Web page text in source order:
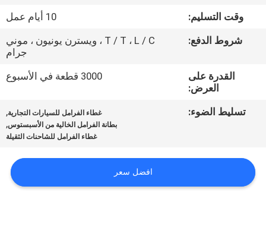
اطلب
اقتباس
خريطة
PRIVACY
POLICY
وقت التسليم:
10 أيام عمل
شروط الدفع:
T / T ، L / C ، ويسترن يونيون ، موني
جرام
القدرة على
العرض:
3000 قطعة في الأسبوع
تسليط الضوء: غطاء الفرامل للسيارات التجارية,
بطانة الفرامل الخالية من الأسبستوس,
غطاء الفرامل للشاحنات الثقيلة
افضل سعر